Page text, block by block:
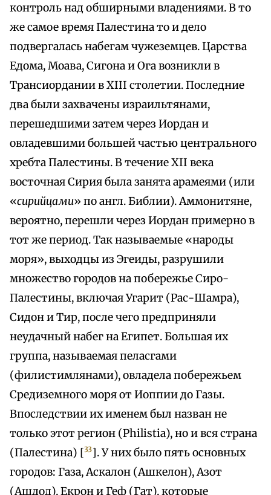
контроль над обширными владениями. В то
же самое время Палестина то и дело
подвергалась набегам чужеземцев. Царства
Едома, Моава, Сигона и Ога возникли в
Трансиордании в XIII столетии. Последние
два были захвачены израильтянами,
перешедшими затем через Иордан и
овладевшими большей частью центрального
хребта Палестины. В течение XII века
восточная Сирия была занята арамеями (или
«сирийцами» по англ. Библии). Аммонитяне,
вероятно, перешли через Иордан примерно в
тот же период. Так называемые «народы
моря», выходцы из Эгеиды, разрушили
множество городов на побережье Сиро-
Палестины, включая Угарит (Рас-Шамра),
Сидон и Тир, после чего предприняли
неудачный набег на Египет. Большая их
группа, называемая пеласгами
(филистимлянами), овладела побережьем
Средиземного моря от Иоппии до Газы.
Впоследствии их именем был назван не
только этот регион (Philistia), но и вся страна
(Палестина) [33]. У них было пять основных
городов: Газа, Аскалон (Ашкелон), Азот
(Ашдод), Екрон и Геф (Гат), которые